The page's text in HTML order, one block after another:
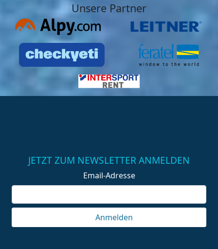
Unsere Partner
JETZT ZUM NEWSLETTER ANMELDEN
Email-Adresse
Anmelden